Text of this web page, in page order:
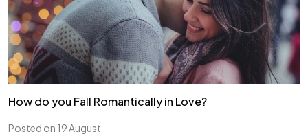
How do you Fall Romantically in Love?
Posted on 19 August